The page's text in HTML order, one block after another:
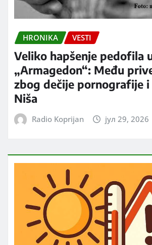
HRONIKA VESTI
Veliko hapšenje pedofila
„Armagedon“: Među
zbog dečije pornografije
Niša
Radio Koprijan јул 29, 2026